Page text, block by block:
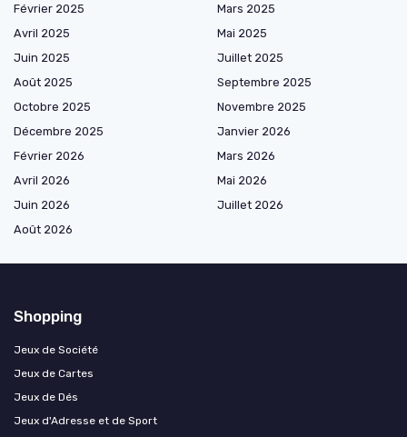
Février 2025
Mars 2025
Avril 2025
Mai 2025
Juin 2025
Juillet 2025
Août 2025
Septembre 2025
Octobre 2025
Novembre 2025
Décembre 2025
Janvier 2026
Février 2026
Mars 2026
Avril 2026
Mai 2026
Juin 2026
Juillet 2026
Août 2026
Shopping
Jeux de Société
Jeux de Cartes
Jeux de Dés
Jeux d'Adresse et de Sport